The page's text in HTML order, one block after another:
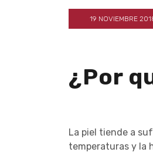
19 NOVIEMBRE
¿Por
La piel tiende a
temperaturas y la